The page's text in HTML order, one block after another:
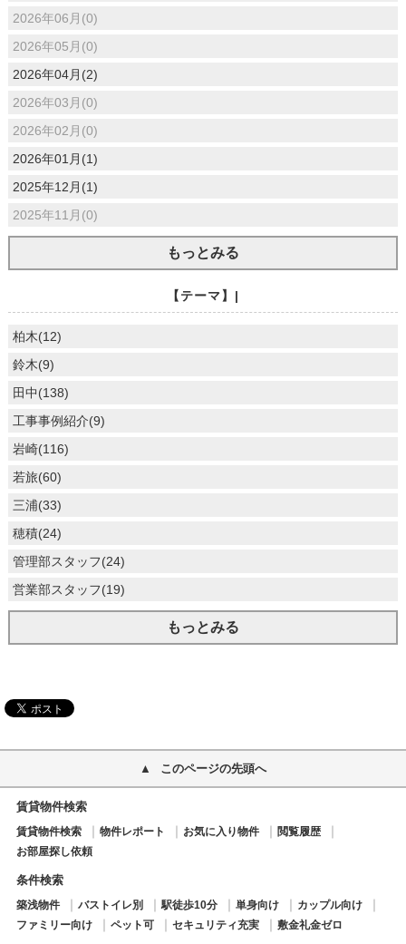
2026年06月(0)
2026年05月(0)
2026年04月(2)
2026年03月(0)
2026年02月(0)
2026年01月(1)
2025年12月(1)
2025年11月(0)
もっとみる
【テーマ】|
柏木(12)
鈴木(9)
田中(138)
工事事例紹介(9)
岩崎(116)
若旅(60)
三浦(33)
穂積(24)
管理部スタッフ(24)
営業部スタッフ(19)
もっとみる
このページの先頭へ
賃貸物件検索
賃貸物件検索 物件レポート お気に入り物件
閲覧履歴
お部屋探し依頼
条件検索
築浅物件 バストイレ別 駅徒歩10分 単身向け
カップル向け
ファミリー向け
ペット可 セキュリティ充実 敷金礼金ゼロ